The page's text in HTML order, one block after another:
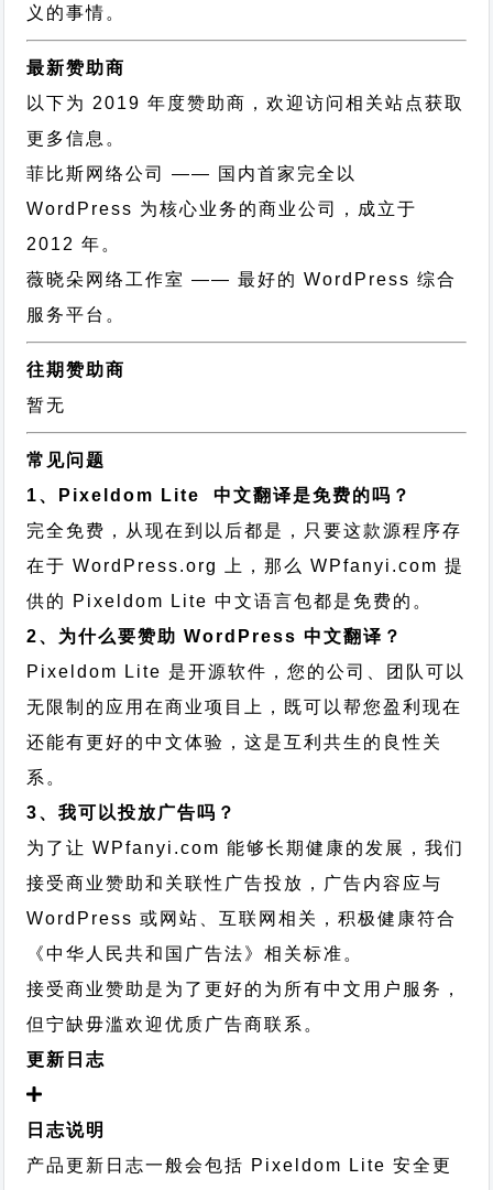
义的事情。
最新赞助商
以下为 2019 年度赞助商，欢迎访问相关站点获取
更多信息。
菲比斯网络公司
—— 国内首家完全以
WordPress 为核心业务的商业公司，成立于
2012 年。
薇晓朵网络工作室 —— 最好的 WordPress 综合
服务平台。
往期赞助商
暂无
常见问题
1、Pixeldom Lite 中文翻译是免费的吗？
完全免费，从现在到以后都是，只要这款源程序存
在于 WordPress.org 上，那么 WPfanyi.com 提
供的 Pixeldom Lite 中文语言包都是免费的。
2、为什么要赞助 WordPress 中文翻译？
Pixeldom Lite 是开源软件，您的公司、团队可以
无限制的应用在商业项目上，既可以帮您盈利现在
还能有更好的中文体验，这是互利共生的良性关
系。
3、我可以投放广告吗？
为了让 WPfanyi.com 能够长期健康的发展，我们
接受商业赞助和关联性广告投放，广告内容应与
WordPress 或网站、互联网相关，积极健康符合
《中华人民共和国广告法》相关标准。
接受商业赞助是为了更好的为所有中文用户服务，
但宁缺毋滥欢迎优质广告商联系。
更新日志
日志说明
产品更新日志一般会包括 Pixeldom Lite 安全更